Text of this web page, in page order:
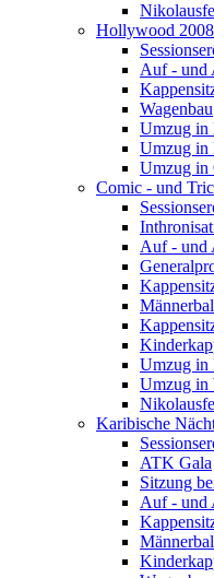
Hollywood 2008
Auf - und
Wagenbau
Umzug in
Umzug in
Umzug in
Comic - und
Auf - und
Umzug in
Umzug in
Karibische
ATK Gala
Sitzung
Auf - und